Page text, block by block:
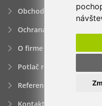
Obchodné podmienky
Ochrana osobných údajov
O firme
Potlač reklamných
Referencie
Kontakt